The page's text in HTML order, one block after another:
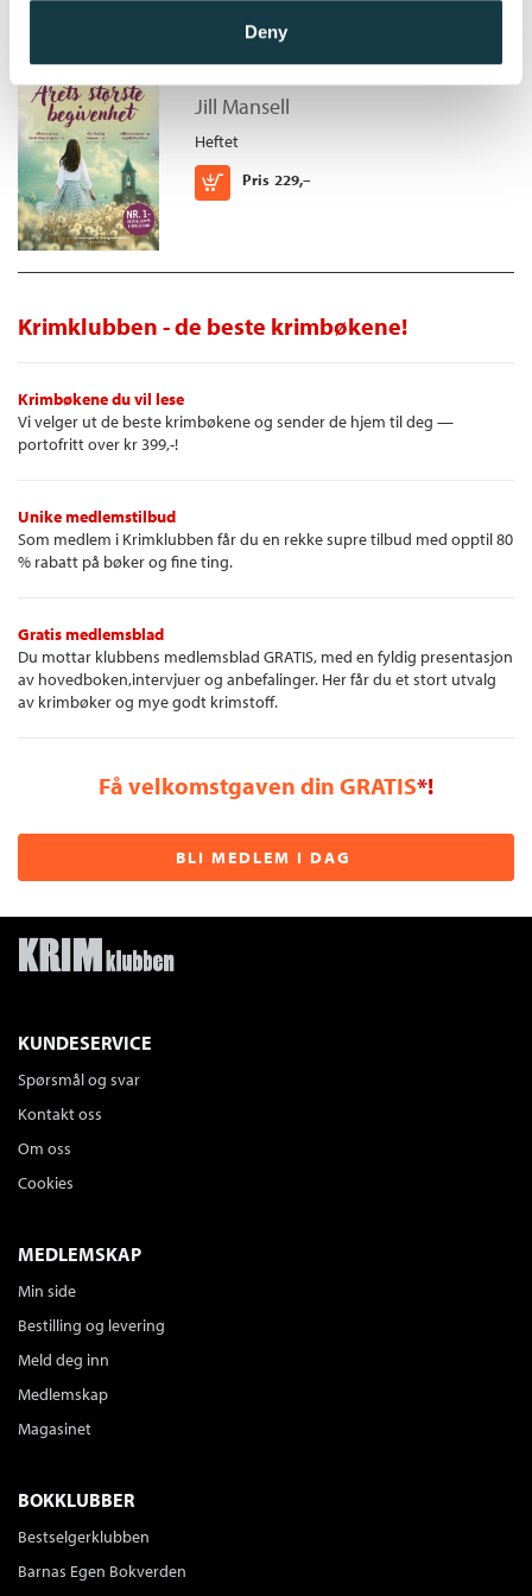
Deny
Årets største begivenhet
Jill Mansell
Heftet
Pris 229,–
Kjøp
Krimklubben - de beste krimbøkene!
Krimbøkene du vil lese
Vi velger ut de beste krimbøkene og sender de hjem til deg —
portofritt over kr 399,-!
Unike medlemstilbud
Som medlem i Krimklubben får du en rekke supre tilbud med opptil 80
% rabatt på bøker og fine ting.
Gratis medlemsblad
Du mottar klubbens medlemsblad GRATIS, med en fyldig presentasjon
av hovedboken,intervjuer og anbefalinger. Her får du et stort utvalg
av krimbøker og mye godt krimstoff.
Få velkomstgaven din GRATIS*!
BLI MEDLEM I DAG
KUNDESERVICE
Spørsmål og svar
Kontakt oss
Om oss
Cookies
MEDLEMSKAP
Min side
Bestilling og levering
Meld deg inn
Medlemskap
Magasinet
BOKKLUBBER
Bestselgerklubben
Barnas Egen Bokverden